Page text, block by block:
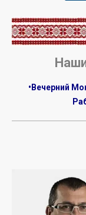
.
•Вечерний